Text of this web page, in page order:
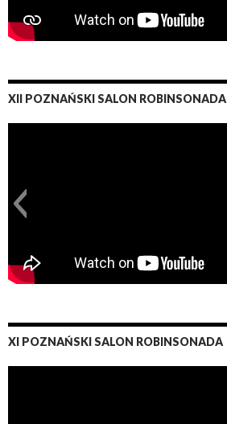
XII POZNAŃSKI SALON ROBINSONADA
XI POZNAŃSKI SALON ROBINSONADA